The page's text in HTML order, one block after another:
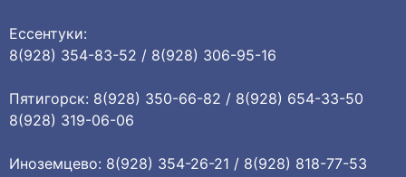
Ессентуки:
8(928) 354-83-52 / 8(928) 306-95-16
Пятигорск: 8(928) 350-66-82 / 8(928) 654-33-50
8(928) 319-06-06
Иноземцево: 8(928) 354-26-21 / 8(928) 818-77-53